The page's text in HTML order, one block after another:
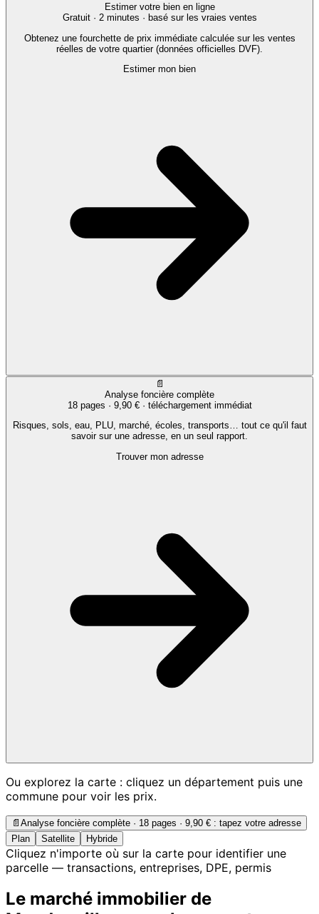
Estimer votre bien en ligne
Gratuit · 2 minutes · basé sur les vraies ventes
Obtenez une fourchette de prix immédiate calculée sur les ventes
réelles de votre quartier (données officielles DVF).
Estimer mon bien
📄
Analyse foncière complète
18 pages · 9,90 €· téléchargement immédiat
Risques, sols, eau, PLU, marché, écoles, transports… tout ce qu'il faut
savoir sur une adresse, en un seul rapport.
Trouver mon adresse
Ou explorez la carte : cliquez un département puis une
commune pour voir les prix.
📄 Analyse foncière complète · 18 pages · 9,90 € : tapez votre adresse
Plan
Satellite Hybride
Cliquez n'importe où sur la carte pour identifier une
parcelle — transactions, entreprises, DPE, permis
Le marché immobilier de